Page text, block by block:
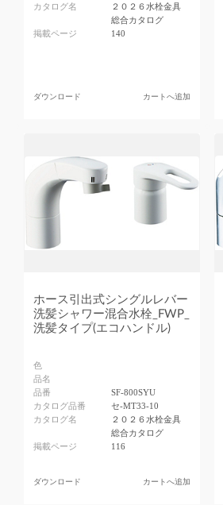
カタログ名
２０２６水栓金具
総合カタログ
掲載ページ
140
ダウンロード カートへ追加
ホース引出式シングルレバー
洗髪シャワー混合水栓_FWP_
洗髪タイプ(エコハンドル)
色
品名
品番
SF-800SYU
カタログ品番
セ-MT33-10
カタログ名
２０２６水栓金具
総合カタログ
掲載ページ
116
ダウンロード カートへ追加